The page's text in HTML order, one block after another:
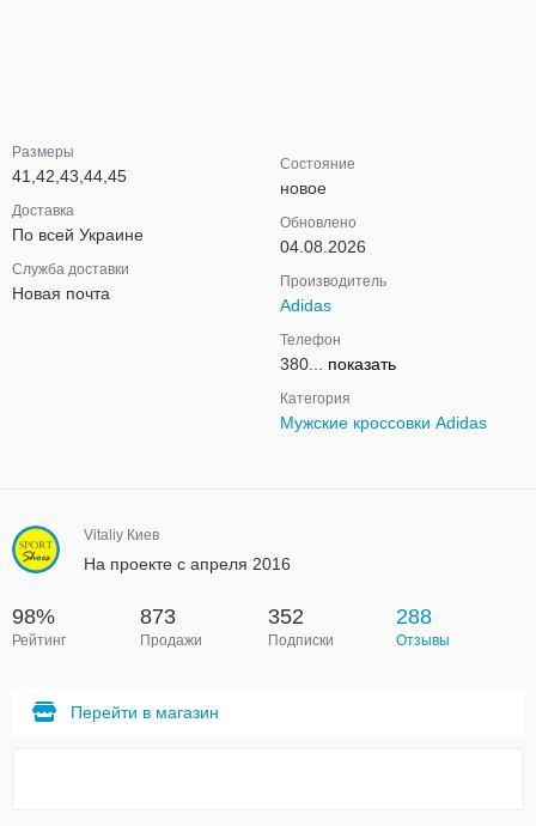
Размеры
41,42,43,44,45
Доставка
По всей Украине
Служба доставки
Новая почта
Состояние
новое
Обновлено
04.08.2026
Производитель
Adidas
Телефон
380... показать
Категория
Мужские кроссовки Adidas
Vitaliy Киев
На проекте с апреля 2016
98%
Рейтинг
873
Продажи
352
Подписки
288
Отзывы
Перейти в магазин